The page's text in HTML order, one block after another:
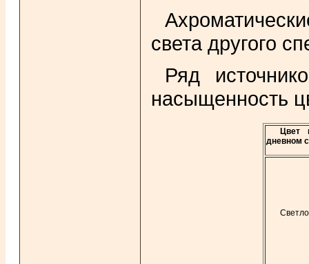
света другого
Ряд
насыщенность
Цвет
дневном